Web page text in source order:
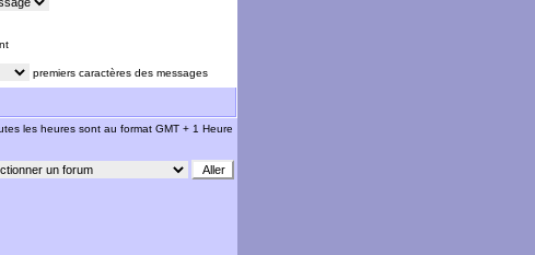
premiers caractères des messages
les heures sont au format GMT + 1 Heure